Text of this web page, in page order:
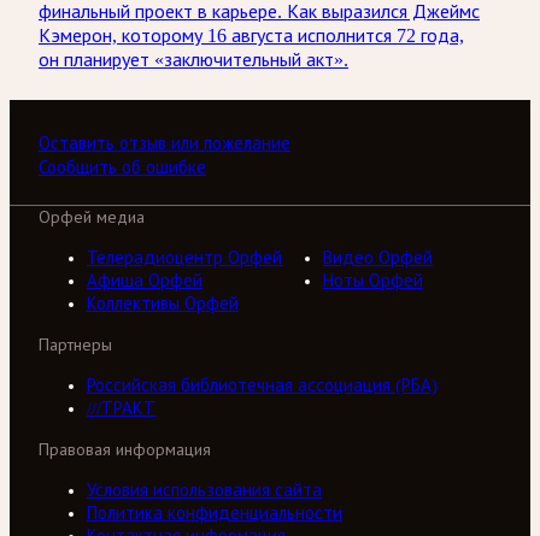
финальный проект в карьере. Как выразился Джеймс
Кэмерон, которому 16 августа исполнится 72 года,
он планирует «заключительный акт».
Оставить отзыв или пожелание
Сообщить об ошибке
Орфей медиа
Телерадиоцентр Орфей
Видео Орфей
Афиша Орфей
Ноты Орфей
Коллективы Орфей
Партнеры
Российская библиотечная ассоциация (РБА)
///ТРАКТ
Правовая информация
Условия использования сайта
Политика конфиденциальности